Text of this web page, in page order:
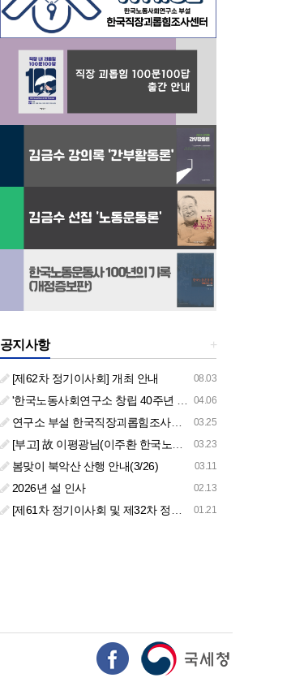
+
공지사항
08.03
[제62차 정기이사회] 개최 안내
04.06
'한국노동사회연구소 창립 40주년 기념 행사 안내'
03.25
연구소 부설 한국직장괴롭힘조사센터 '2026년도 주요 사업 안내' (교육/컨설팅)
03.23
[부고] 故 이평광님(이주환 한국노동사회연구소 부소장 부친상)
03.11
봄맞이 북악산 산행 안내(3/26)
02.13
2026년 설 인사
01.21
[제61차 정기이사회 및 제32차 정기총회 합동회의] 개최 안내